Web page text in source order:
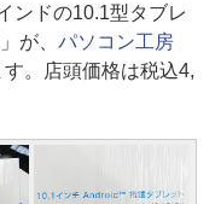
ンドの10.1型タブレ
が、 パソコン工房
。店頭価格は税込4,